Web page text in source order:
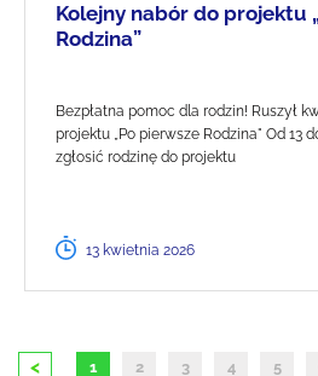
Kolejny nabór do projektu
Rodzina”
Bezpłatna pomoc dla rodzin! Ruszył
projektu „Po pierwsze Rodzina" Od 13
zgłosić rodzinę do projektu
13 kwietnia 2026
< 1 2 3 4 5